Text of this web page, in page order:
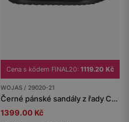
Cena s kódem FINAL20: 1119.20 Kč
WOJAS / 29020-21
Černé pánské sandály z řady Comfort
1399.00 Kč